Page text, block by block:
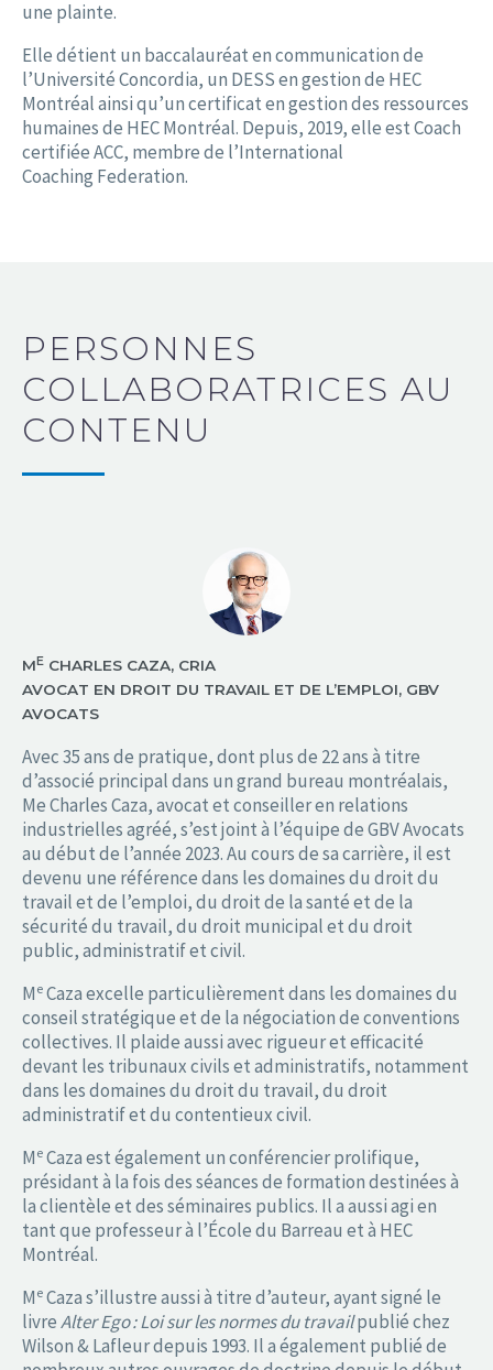
une plainte.
Elle détient un baccalauréat en communication de
l’Université Concordia, un DESS en gestion de HEC
Montréal ainsi qu’un certificat en gestion des ressources
humaines de HEC Montréal. Depuis, 2019, elle est Coach
certifiée ACC, membre de l’International
Coaching Federation.
PERSONNES
COLLABORATRICES AU
CONTENU
ME CHARLES CAZA, CRIA
AVOCAT EN DROIT DU TRAVAIL ET DE L’EMPLOI, GBV
AVOCATS
Avec 35 ans de pratique, dont plus de 22 ans à titre
d’associé principal dans un grand bureau montréalais,
Me Charles Caza, avocat et conseiller en relations
industrielles agréé, s’est joint à l’équipe de GBV Avocats
au début de l’année 2023. Au cours de sa carrière, il est
devenu une référence dans les domaines du droit du
travail et de l’emploi, du droit de la santé et de la
sécurité du travail, du droit municipal et du droit
public, administratif et civil.
MeCaza excelle particulièrement dans les domaines du
conseil stratégique et de la négociation de conventions
collectives. Il plaide aussi avec rigueur et efficacité
devant les tribunaux civils et administratifs, notamment
dans les domaines du droit du travail, du droit
administratif et du contentieux civil.
MeCaza est également un conférencier prolifique,
présidant à la fois des séances de formation destinées à
la clientèle et des séminaires publics. Il a aussi agi en
tant que professeur à l’École du Barreau et à HEC
Montréal.
MeCaza s’illustre aussi à titre d’auteur, ayant signé le
livreAlter Ego : Loi sur les normes du travailpublié chez
Wilson & Lafleur depuis 1993. Il a également publié de